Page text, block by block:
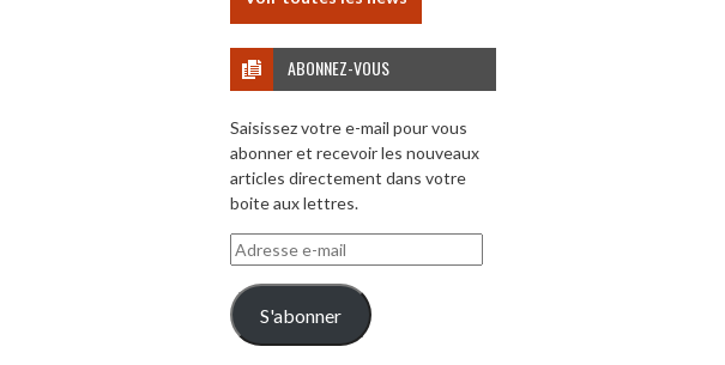
ABONNEZ-VOUS
Saisissez votre e-mail pour vous
abonner et recevoir les nouveaux
articles directement dans votre
boite aux lettres.
Adresse
e-
mail
S'abonner